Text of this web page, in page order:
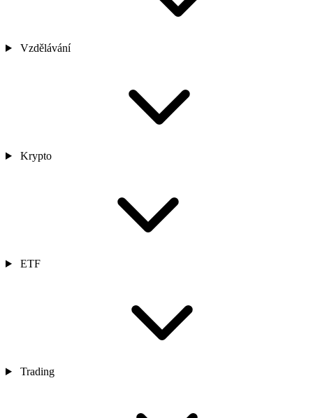
Vzdělávání
Krypto
ETF
Trading